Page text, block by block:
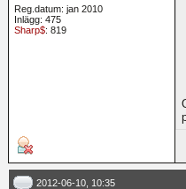
Reg.datum: jan 2010
Inlägg: 475
Sharp$: 819
2012-06-10, 10:35